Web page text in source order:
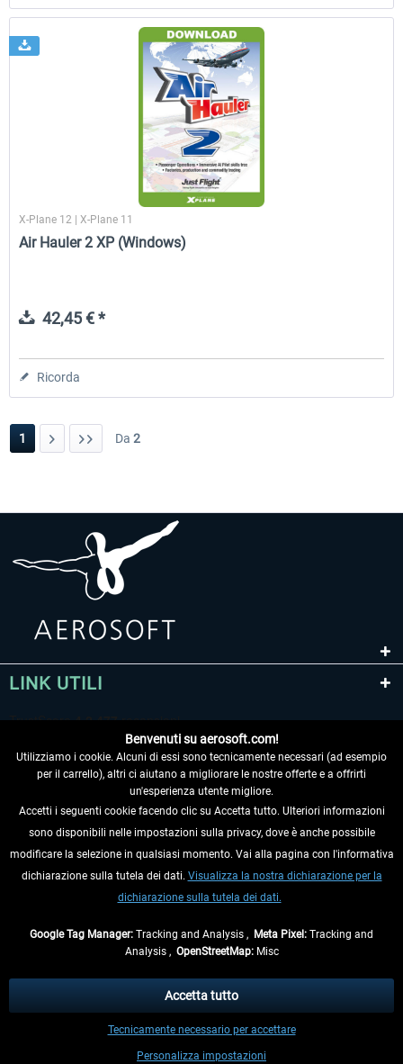
X-Plane 12 | X-Plane 11
Air Hauler 2 XP (Windows)
42,45 € *
Ricorda
1 Da 2
LINK UTILI
RECEDERE DAL CONTRATTO
INFORMAZIONI
eventualmente le spese di spedizione, se non diversamente descritto.
** Riguarda le spedizioni al di fuori della Germania, i tempi di consegna per le
altre nazioni sono disponibili nelleinformazioni di spedizione
Benvenuti su aerosoft.com!
Utilizziamo i cookie. Alcuni di essi sono tecnicamente necessari (ad esempio
per il carrello), altri ci aiutano a migliorare le nostre offerte e a offrirti
un'esperienza utente migliore.
Accetti i seguenti cookie facendo clic su Accetta tutto. Ulteriori informazioni
sono disponibili nelle impostazioni sulla privacy, dove è anche possibile
modificare la selezione in qualsiasi momento. Vai alla pagina con l'informativa
dichiarazione sulla tutela dei dati. Visualizza la nostra dichiarazione per la
dichiarazione sulla tutela dei dati.
Google Tag Manager: Tracking and Analysis , Meta Pixel: Tracking and
Analysis , OpenStreetMap:Misc
Personalizza impostazioni
Tecnicamente necessario per accettare
Accetta tutto